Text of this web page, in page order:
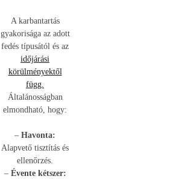
A karbantartás
gyakorisága az adott
fedés típusától és az
időjárási
körülményektől
függ.
Általánosságban
elmondható, hogy:
– Havonta:
Alapvető tisztítás és
ellenőrzés.
– Évente kétszer: